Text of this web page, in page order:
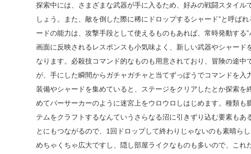
探索中には、さまざまな武器が手に入るため、好みの戦闘スタイ
しょう。また、敵を倒した際に稀にドロップするシャード”と呼ば
ードの能力は、攻撃手段として使えるものもあれば、常時発動す
画面に反映されるレスポンスも小気味よく、新しい武器やシャー
なります。必殺技コマンド的なものも用意されており、冒険の途
が、手にした瞬間からガチャガチャと当てずっぽうでコマンドを入
装備やシャードを集めていると、ステージをクリアしたとか探索
めてバーサーカーのように迷宮上をウロウロしはじめます。種類
テムをクラフトするなんていうさらなる沼に引きずり込む要素も
とにもつながるので、1回ドロップして終わりじゃないのも素晴ら
めちゃくちゃ広大ですし、隠し部屋ライクなものも多いので、こ